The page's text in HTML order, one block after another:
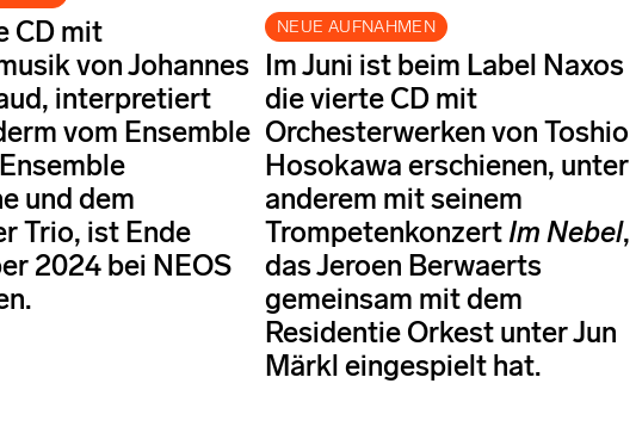
CD mit
von Johannes
interpretiert
vom Ensemble
und dem
Trio, ist Ende
2024 bei NEOS
NEUE AUFNAHMEN
Im Juni ist beim Label Naxos
die vierte CD mit
Orchesterwerken von Toshio
Hosokawa erschienen, unter
anderem mit seinem
Trompetenkonzert Im Nebel,
das Jeroen Berwaerts
gemeinsam mit dem
Residentie Orkest unter Jun
Märkl eingespielt hat.